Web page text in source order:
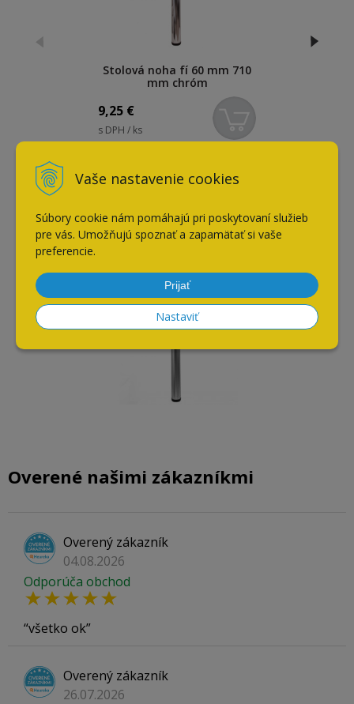
Vaše nastavenie cookies
Súbory cookie nám pomáhajú pri poskytovaní služieb
pre vás. Umožňujú spoznať a zapamätať si vaše
preferencie.
Prijať
Nastaviť
Stolová noha fí 60 mm 710
mm chróm
9,25 €
s DPH / ks
Naposledy navštívené
Overené našimi zákazníkmi
Overený zákazník
04.08.2026
Odporúča obchod
všetko ok
Overený zákazník
26.07.2026